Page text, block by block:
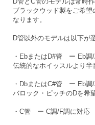
ブラックウッド製をご希
なります。
D管以外のモデルは以下が
・EbまたはD#管 ー Eb調
伝統的なホイッスルより半
・DbまたはC#管 ー Eb調
バロック・ピッチのDを希
・C管 ー C調/F調に対応